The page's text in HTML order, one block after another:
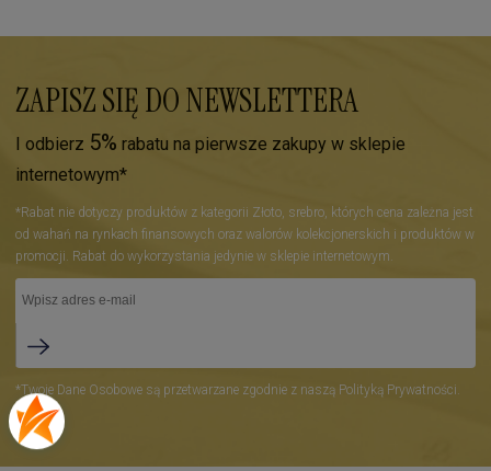
ZAPISZ SIĘ DO NEWSLETTERA
I odbierz 5% rabatu na pierwsze zakupy w sklepie
internetowym*
*Rabat nie dotyczy produktów z kategorii Złoto, srebro, których cena zależna jest
od wahań na rynkach finansowych oraz walorów kolekcjonerskich i produktów w
promocji. Rabat do wykorzystania jedynie w sklepie internetowym.
*Twoje Dane Osobowe są przetwarzane zgodnie z naszą Polityką Prywatności.